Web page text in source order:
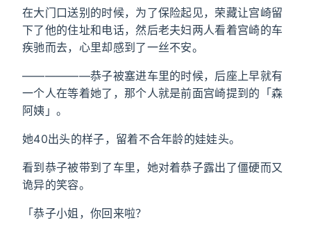
在大门口送别的时候，为了保险起见，荣藏让宫崎留
下了他的住址和电话，然后老夫妇两人看着宫崎的车
疾驰而去，心里却感到了一丝不安。
——————恭子被塞进车里的时候，后座上早就有
一个人在等着她了，那个人就是前面宫崎提到的「森
阿姨」。
她40出头的样子，留着不合年龄的娃娃头。
看到恭子被带到了车里，她对着恭子露出了僵硬而又
诡异的笑容。
「恭子小姐，你回来啦？